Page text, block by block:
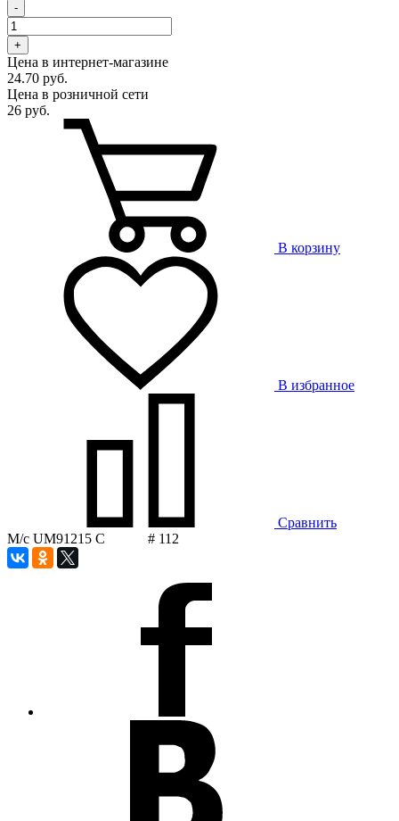
-
+
Цена в интернет-магазине
24.70 руб.
Цена в розничной сети
26 руб.
В корзину
В избранное
Сравнить
М/с UM91215 C # 112